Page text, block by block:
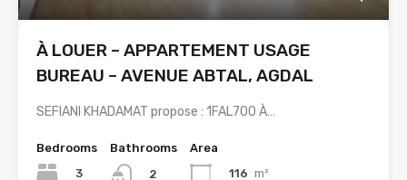
À LOUER – APPARTEMENT USAGE
BUREAU – AVENUE ABTAL, AGDAL
SEFIANI KHADAMAT propose : 1FAL700 À…
Bedrooms
3
Bathrooms
2
Area
116 m²